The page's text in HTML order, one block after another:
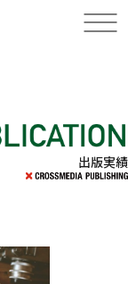
出版実績